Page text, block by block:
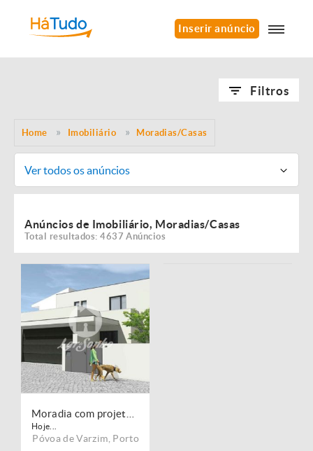
Inserir anúncio
Filtros
Home Imobiliário Moradias/Casas
Ver todos os anúncios
Anúncios de Imobiliário, Moradias/Casas
Total resultados: 4637 Anúncios
Hoje...
Póvoa de Varzim Porto